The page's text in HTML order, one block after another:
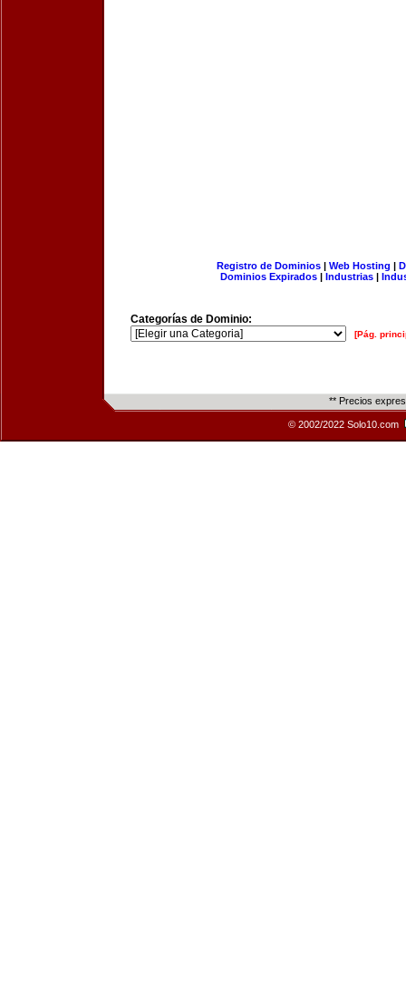
Registro de Dominios| Web Hosting |
Dominios Expirados | Industrias |
Categorías de Dominio:
[Pág.
** Precios
© 2002/2022 Solo10.com